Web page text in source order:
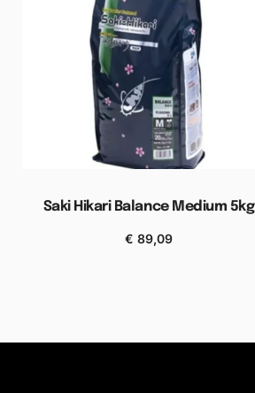
Saki Hikari Balance Medium 5kg
€ 89,09